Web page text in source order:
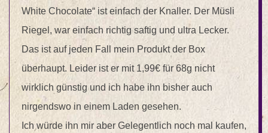
White Chocolate“ ist einfach der Knaller. Der Müsli
Riegel, war einfach richtig saftig und ultra Lecker.
Das ist auf jeden Fall mein Produkt der Box
überhaupt. Leider ist er mit 1,99€ für 68g nicht
wirklich günstig und ich habe ihn bisher auch
nirgendswo in einem Laden gesehen.
Ich würde ihn mir aber Gelegentlich noch mal kaufen,